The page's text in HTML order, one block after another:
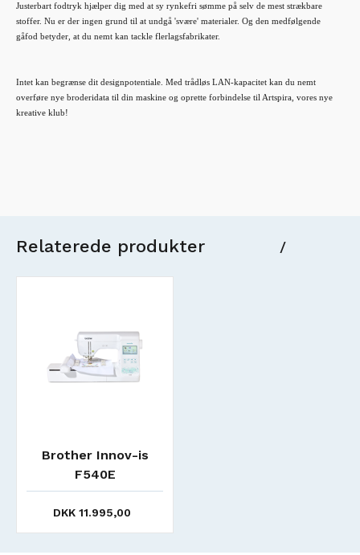
Justerbart fodtryk hjælper dig med at sy rynkefri sømme på selv de mest strækbare
stoffer. Nu er der ingen grund til at undgå 'svære' materialer. Og den medfølgende
gåfod betyder, at du nemt kan tackle flerlagsfabrikater.
Intet kan begrænse dit designpotentiale. Med trådløs LAN-kapacitet kan du nemt
overføre nye broderidata til din maskine og oprette forbindelse til Artspira, vores nye
kreative klub!
Relaterede produkter /
Brother Innov-is
F540E
DKK 11.995,00